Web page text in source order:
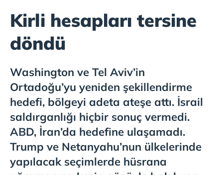
Kirli hesapları tersine
döndü
Washington ve Tel Aviv’in
Ortadoğu’yu yeniden şekillendirme
hedefi, bölgeyi adeta ateşe attı. İsrail
saldırganlığı hiçbir sonuç vermedi.
ABD, İran’da hedefine ulaşamadı.
Trump ve Netanyahu’nun ülkelerinde
yapılacak seçimlerde hüsrana